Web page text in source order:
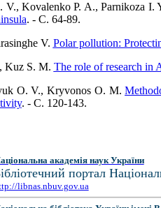
V., Kovalenko P. A., Parnikoza
. - C. 64-89.
V. Polar pollution:
Kuz S. M. The role of research in
O. V., Kryvonos O. M.
. - C. 120-143.
академія наук України
портал
libnas.nbuv.gov.ua